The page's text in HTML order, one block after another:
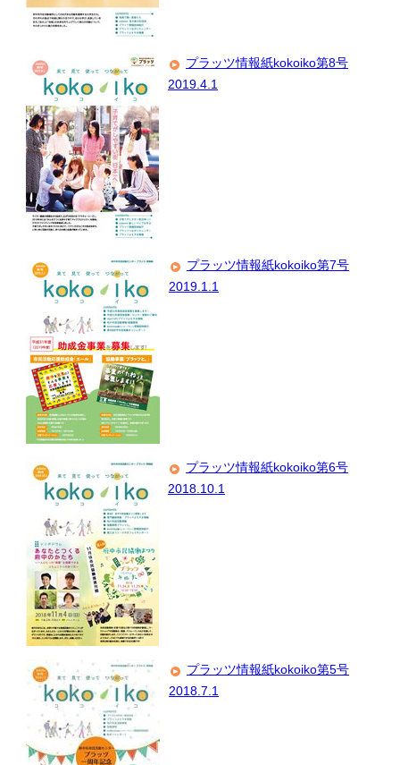
プラッツ情報紙kokoiko第8号
2019.4.1
プラッツ情報紙kokoiko第7号
2019.1.1
プラッツ情報紙kokoiko第6号
2018.10.1
プラッツ情報紙kokoiko第5号
2018.7.1